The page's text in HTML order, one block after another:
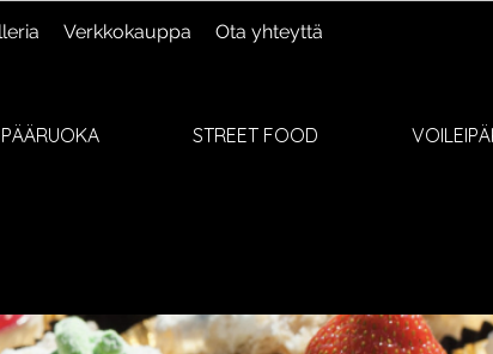
Verkkokauppa Ota yhteyttä
PÄÄRUOKA STREET FOOD